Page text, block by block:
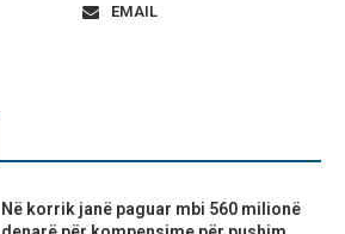
EMAIL
Në korrik janë paguar mbi 560 milionë